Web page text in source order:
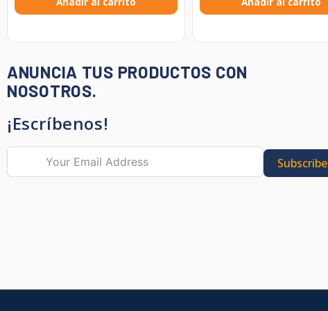
ANUNCIA TUS PRODUCTOS CON
NOSOTROS.
¡Escríbenos!
Subscribe